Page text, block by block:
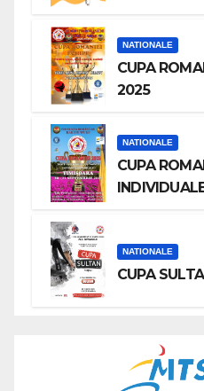
NATIONALE
CUPA
2025
NATIONALE
CUPA
NATIONALE
CUPA